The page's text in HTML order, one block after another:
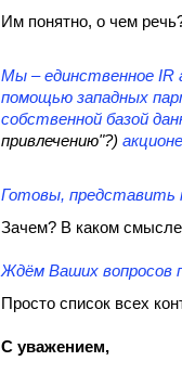
Им понятно, о чем
Мы – единственное
помощью западных
собственной базой
привлечению"?)
Готовы, представить
Зачем? В каком
Ждём Ваших вопросов
Просто список всех
С уважением,